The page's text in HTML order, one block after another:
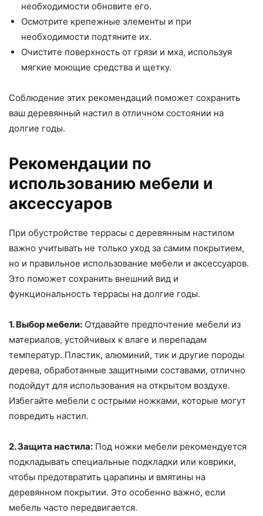
необходимости обновите его.
Осмотрите крепежные элементы и при
необходимости подтяните их.
Очистите поверхность от грязи и мха, используя
мягкие моющие средства и щетку.
Соблюдение этих рекомендаций поможет сохранить
ваш деревянный настил в отличном состоянии на
долгие годы.
Рекомендации по
использованию мебели и
аксессуаров
При обустройстве террасы с деревянным настилом
важно учитывать не только уход за самим покрытием,
но и правильное использование мебели и аксессуаров.
Это поможет сохранить внешний вид и
функциональность террасы на долгие годы.
1. Выбор мебели: Отдавайте предпочтение мебели из
материалов, устойчивых к влаге и перепадам
температур. Пластик, алюминий, тик и другие породы
дерева, обработанные защитными составами, отлично
подойдут для использования на открытом воздухе.
Избегайте мебели с острыми ножками, которые могут
повредить настил.
2. Защита настила: Под ножки мебели рекомендуется
подкладывать специальные подкладки или коврики,
чтобы предотвратить царапины и вмятины на
деревянном покрытии. Это особенно важно, если
мебель часто передвигается.